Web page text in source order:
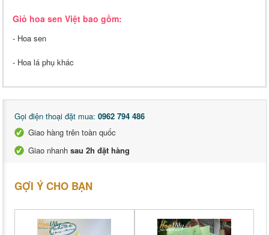
Giỏ hoa sen Việt bao gồm:
- Hoa sen
- Hoa lá phụ khác
Gọi điện thoại đặt mua: 0962 794 486
Giao hàng trên toàn quốc
Giao nhanh sau 2h đặt hàng
GỢI Ý CHO BẠN